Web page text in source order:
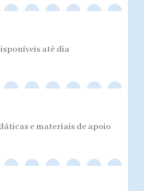
até dia
e materiais de apoio